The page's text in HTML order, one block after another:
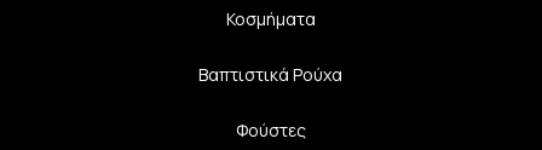
Κοσμήματα
Βαπτιστικά Ρούχα
Φούστες